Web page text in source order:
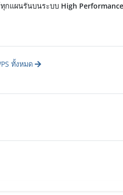
ทุกแผนรันบนระบบ High
ทั้งหมด